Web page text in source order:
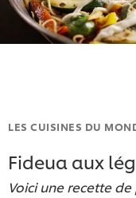
LES CUISINES DU
Fideua aux
Voici une recette